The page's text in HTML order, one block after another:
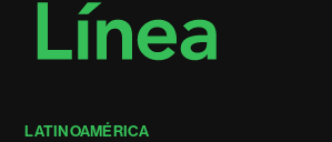
LATINOAMÉRICA